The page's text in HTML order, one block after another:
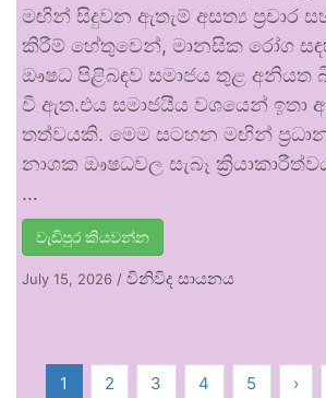
මඟින් සිදුවන ඇතැම් අසත්‍ය ප්‍රචාර
කිරීම් හේතුවෙන්, මානසික රෝග
ඖෂධ පිළිබඳව සමාජය තුළ අනියත
වී ඇත.එය සමාජයීය වශයෙන් ඉතා
තත්වයකි. මෙම සටහන මඟින්
නාශක ඖෂධවල සැබෑ
…
වැඩිපුර කියවන්න
July 15, 2026 / විනිවිද සායනය
1 2 3 4 5 ›